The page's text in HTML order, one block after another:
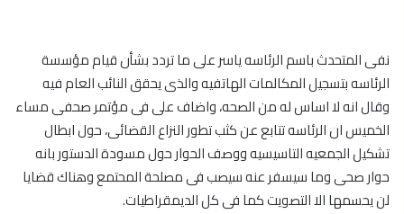
نفى المتحدث باسم الرئاسه ياسر على ما تردد بشأن قيام مؤسسة
الرئاسه بتسجيل المكالمات الهاتفيه والذى يحقق النائب العام فيه
وقال انه لا اساس له من الصحه، واضاف على فى مؤتمر صحفى مساء
الخميس ان الرئاسه تتابع عن كثب تطور النزاع القضائى، حول ابطال
تشكيل الجمعيه التاسيسيه ووصف الحوار حول مسودة الدستور بانه
حوار صحى وما سيسفر عنه سيصب فى مصلحة المحتمع وهناك قضايا
لن يحسمها الا التصويت كما فى كل الديمقراطيات.